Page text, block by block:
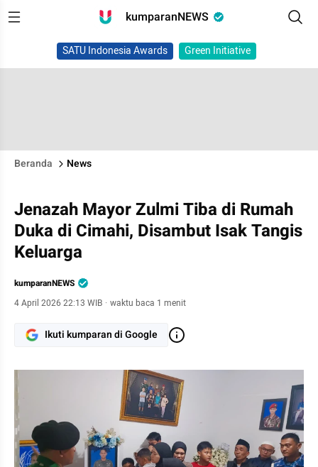
kumparanNEWS
SATU Indonesia Awards Green Initiative
Beranda News
Jenazah Mayor Zulmi Tiba di Rumah
Duka di Cimahi, Disambut Isak Tangis
Keluarga
kumparanNEWS
4 April 2026 22:13 WIB · waktu baca 1 menit
Ikuti kumparan di Google